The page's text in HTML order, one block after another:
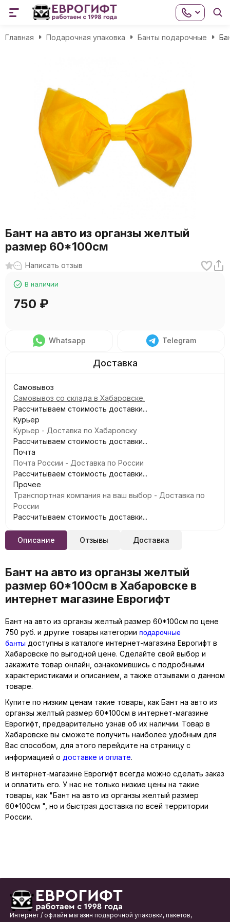
Главная Подарочная упаковка Банты подарочные
Бант на авто из органзы желтый
размер 60*100см
Написать отзыв
В наличии
750 ₽
Whatsapp Telegram
Самовывоз
Самовывоз со склада в Хабаровске.
Рассчитываем стоимость доставки...
Курьер
Курьер - Доставка по Хабаровску
Рассчитываем стоимость доставки...
Почта
Почта России - Доставка по России
Рассчитываем стоимость доставки...
Прочее
Транспортная компания на ваш выбор - Доставка по
России
Рассчитываем стоимость доставки...
Описание Отзывы Доставка
Бант на авто из органзы желтый
размер 60*100см в Хабаровске в
интернет магазине Еврогифт
Бант на авто из органзы желтый размер 60*100см по цене
750 руб. и другие товары категории подарочные
банты доступны в каталоге интернет-магазина Еврогифт в
Хабаровске по выгодной цене. Сделайте свой выбор и
закажите товар онлайн, ознакомившись с подробными
характеристиками и описанием, а также отзывами о данном
товаре.
Купите по низким ценам такие товары, как Бант на авто из
органзы желтый размер 60*100см в интернет-магазине
Еврогифт, предварительно узнав об их наличии. Товар в
Хабаровске вы сможете получить наиболее удобным для
Вас способом, для этого перейдите на страницу с
информацией о доставке и оплате.
В интернет-магазине Еврогифт всегда можно сделать заказ
и оплатить его. У нас не только низкие цены на такие
товары, как "Бант на авто из органзы желтый размер
60*100см ", но и быстрая доставка по всей территории
России.
Интернет / офлайн магазин подарочной упаковки, пакетов,